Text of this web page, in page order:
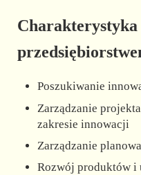
Charakterystyka
Poszukiwanie
Zarządzanie
zakresie innowacji
Zarządzanie
Rozwój produktów i